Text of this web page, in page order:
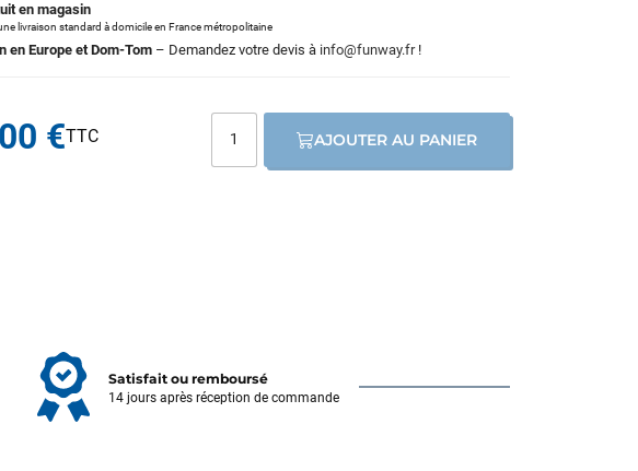
en magasin
livraison standard à domicile en France métropolitaine
en Europe et Dom-Tom – Demandez votre devis à info@funway.fr!
€ AJOUTER AU PANIER
Satisfait ou remboursé
14 jours après réception de commande